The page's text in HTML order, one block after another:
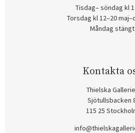
Tisdag– söndag kl
Torsdag kl 12–20
Måndag stängt
Kontakta
Thielska
Sjötullsbacken
115 25